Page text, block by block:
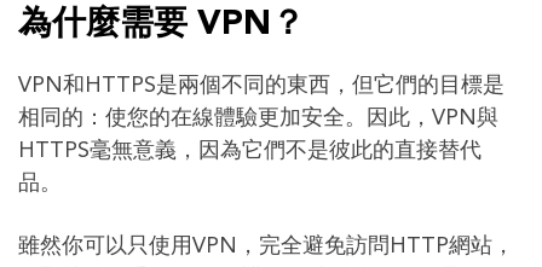
為什麼需要 VPN ？
VPN和HTTPS是兩個不同的東西，但它們的目標是
相同的：使您的在線體驗更加安全。因此，VPN與
HTTPS毫無意義，因為它們不是彼此的直接替代
品。
雖然你可以只使用VPN，完全避免訪問HTTP網站，